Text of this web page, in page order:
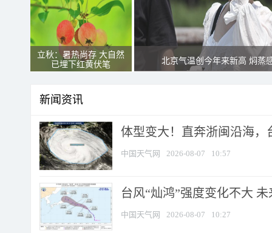
立秋：暑热尚存 大自然
已埋下红黄伏笔
北京气温创今年来新高 焖蒸
新闻资讯
体型变大！直奔浙闽沿海，
中国天气网 2026-08-07 10:57
台风“灿鸿”强度变化不大
中国天气网 2026-08-07 10:27